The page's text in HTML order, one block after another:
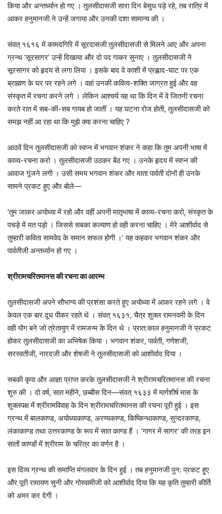
किया और अन्तर्ध्यान हो गए । तुलसीदासजी सारा दिन बेसुध पड़े रहे, तब रात्रि में
आकर हनुमानजी ने उन्हें जगाया और उनकी दशा सामान्य की ।
संवत् १६१६ में कामदगिरि में सूरदासजी तुलसीदासजी से मिलने आए और अपना
ग्रन्थ ‘सूरसागर’ उन्हें दिखाया और दो पद गाकर सुनाए । तुलसीदासजी ने
सूरसागर को हृदय से लगा लिया । इसके बाद वे काशी में प्रह्लाद-घाट पर एक
ब्राह्मण के घर पर रहने लगे । वहां उनकी कवित्व-शक्ति जाग्रत हुई और वह
संस्कृत में रचना करने लगे । लेकिन आश्चर्य यह था कि दिन में वे जितनी रचना
करते रात में सब-की-सब गायब हो जातीं । यह घटना रोज होती, तुलसीदासजी को
समझ नहीं आ रहा था कि मुझे क्या करना चाहिए ?
आठवें दिन तुलसीदासजी को स्वप्न में भगवान शंकर ने कहा कि तुम अपनी भाषा में
काव्य-रचना करो । तुलसीदासजी उठकर बैठ गए । उनके हृदय में स्वप्न की
आवाज गूंजने लगी । उसी समय भगवान शंकर और माता पार्वती दोनों ही उनके
सामने प्रकट हुए और बोले—
‘तुम जाकर अयोध्या में रहो और वहीं अपनी मातृभाषा में काव्य-रचना करो, संस्कृत के
पचड़े में मत पड़ो । जिससे सबका कल्याण हो वही करना चाहिए । मेरे आशीर्वाद से
तुम्हारी कविता सामवेद के समान सफल होगी ।’ यह कहकर भगवान शंकर और
पार्वतीजी अन्तर्ध्यान हो गए ।
श्रीरामचरितमानस की रचना का आरम्भ
तुलसीदासजी अपने सौभाग्य की प्रशंसा करते हुए अयोध्या में आकर रहने लगे । वे
केवल एक बार दूध पीकर रहते थे । संवत् १६३१, चैत्र शुक्ल रामनवमी के दिन
वही योग बने जो त्रेतायुग में रामजन्म के दिन थे । प्रात:काल हनुमानजी ने प्रकट
होकर तुलसीदासजी का अभिषेक किया । भगवान शंकर, पार्वती, गणेशजी,
सरस्वतीजी, नारदजी और शेषजी ने तुलसीदासजी को आशीर्वाद दिया ।
सबकी कृपा और आज्ञा प्राप्त करके तुलसीदासजी ने श्रीरामचरितमानस की रचना
शुरु की । दो वर्ष, सात महीने, छब्बीस दिन—संवत् १६३३ में मार्गशीर्ष मास के
शुक्लपक्ष में श्रीरामविवाह के दिन श्रीरामचरितमानस की रचना पूरी हुई । इस
ग्रन्थ में बालकाण्ड, अयोध्याकाण्ड, अरण्यकाण्ड, किष्किन्धाकाण्ड, सुन्दरकाण्ड,
लंकाकाण्ड तथा उत्तरकाण्ड के रूप में सात काण्ड हैं । ‘गागर में सागर’ की तरह इन
सातों काण्डों में श्रीराम के चरित्र का वर्णन है ।
इस दिव्य ग्रन्थ की समाप्ति मंगलवार के दिन हुई । तब हनुमानजी पुन: प्रकट हुए
और पूरी रामायण सुनी और गोस्वामीजी को आशीर्वाद दिया कि यह कृति तुम्हारी कीर्ति
को अमर कर देगी ।